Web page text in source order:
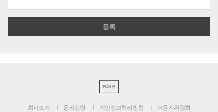
PC버전
회사소개 윤리강령 개인정보처리방침 이용자위원회